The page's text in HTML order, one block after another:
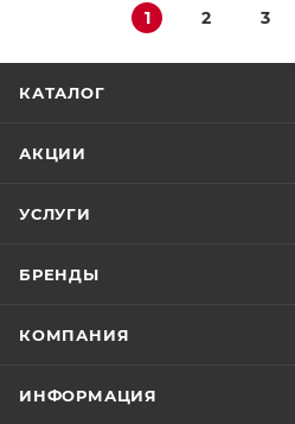
1 2 3
КАТАЛОГ
АКЦИИ
УСЛУГИ
БРЕНДЫ
КОМПАНИЯ
ИНФОРМАЦИЯ